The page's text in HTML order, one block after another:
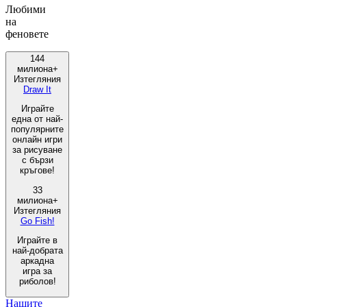
Любими
на
феновете
144
милиона+
Изтегляния
Draw It
Играйте
една от най-
популярните
онлайн игри
за рисуване
с бързи
кръгове!
33
милиона+
Изтегляния
Go Fish!
Играйте в
най-добрата
аркадна
игра за
риболов!
Нашите